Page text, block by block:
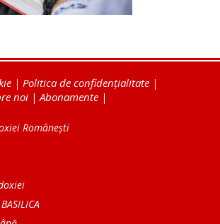
| Politica de confidențialitate |
noi | Abonamente |
Românești